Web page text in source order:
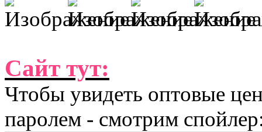
Сайт тут:
Чтобы увидеть оптовые
паролем - смотрим